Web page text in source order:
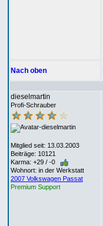
Nach oben
dieselmartin
Profi-Schrauber
Mitglied seit: 13.03.2003
Beiträge: 10121
Karma: +29 / -0
Wohnort: in der Werkstatt
2007 Volkswagen Passat
Premium Support